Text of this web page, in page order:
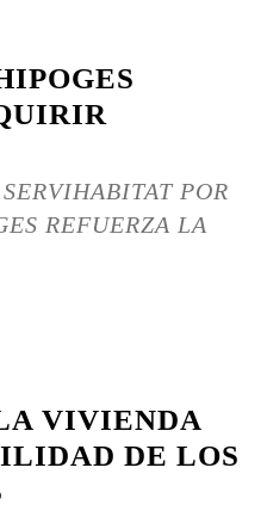
POR
REFUERZA LA
VIVIENDA
DE LOS